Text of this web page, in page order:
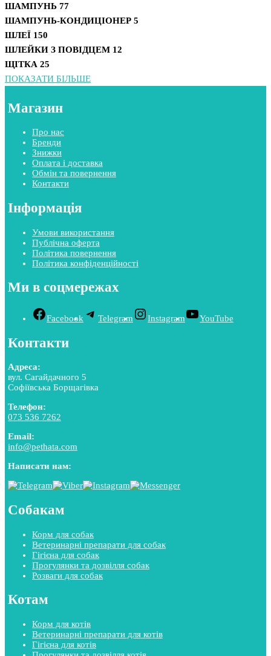
ШАМПУНЬ 77
ШАМПУНЬ-КОНДИЦІОНЕР 5
ШЛЕЇ 150
ШЛЕЙКИ З ПОВІДЦЕМ 12
ЩІТКА 25
ПОКАЗАТИ БІЛЬШЕ
Магазин
Про нас
Бренди
Знижки
Оплата і доставка
Обмін та повернення
Контакти
Інформація
Умови використання
Публічна оферта
Політика повернення
Політика конфіденційності
Ми в соцмережах
Facebook Telegram Instagram YouTube
Контакти
Адреса:
вул. Сагайдачного 5
Софіївська Борщагівка
Телефон:
073 536 7262
Email:
info@pethata.com
Написати нам:
Собакам
Корм для собак
Ветеринарні препарати для собак
Гігієна для собак
Прогулянки та дозвілля собак
Розваги для собак
Котам
Корм для котів
Ветеринарні препарати для котів
Гігієна для котів